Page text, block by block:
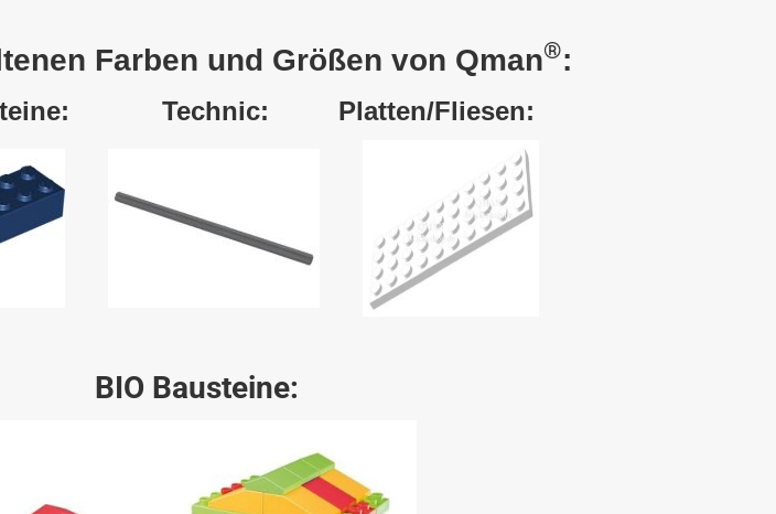
Farben und Größen von Qman®:
Technic: Platten/Fliesen:
BIO Bausteine: